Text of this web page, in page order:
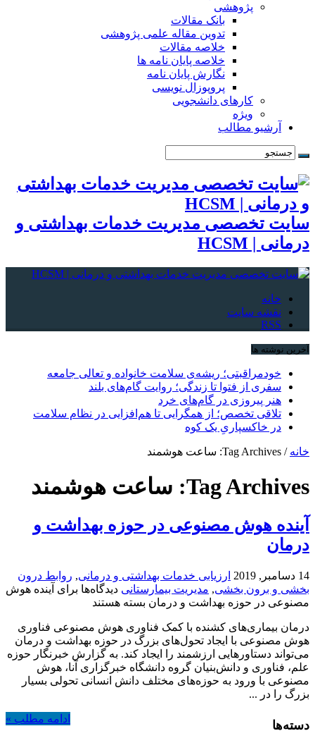
پژوهشی
بانک مقالات
تدوین مقاله علمی پژوهشی
خلاصه مقالات
خلاصه پایان نامه ها
نگارش پایان نامه
پروپوزال نویسی
کارهای دانشجویی
ویژه
آرشیو مطالب
سایت تخصصی مدیریت خدمات بهداشتی و
درمانی | HCSM
خانه
نقشه سایت
RSS
آخرین نوشته ها
خودمراقبتی؛ ریشه‌ی سلامت خانواده و تعالی جامعه
سفری از فتوا تا زندگی؛ روایت گام‌های بلند
هنر پیروزی در گام‌های خرد
تلاقی تخصص؛ از همگرایی تا هم‌افزایی در نظام سلامت
در خاکسپاریِ یک کوه
خانه / Tag Archives: ساعت هوشمند
Tag Archives: ساعت هوشمند
آینده هوش مصنوعی در حوزه بهداشت و
درمان
14 دسامبر, 2019 ارزیابی خدمات بهداشتی و درمانی, روابط درون
بخشی و برون بخشی, مدیریت بیمارستانی دیدگاه‌ها برای آینده هوش
مصنوعی در حوزه بهداشت و درمان بسته هستند
درمان بیماری‌های کشنده با کمک فناوری هوش مصنوعی فناوری
هوش مصنوعی با ایجاد تحول‌های بزرگ در حوزه بهداشت و درمان
می‌تواند دستاورهایی ارزشمند را ایجاد کند. به گزارش خبرنگار حوزه
علم، فناوری و دانش‌بنیان گروه دانشگاه خبرگزاری آنا، هوش
مصنوعی با ورود به حوزه‌های مختلف دانش انسانی تحولی بسیار
بزرگ را در ...
ادامه مطلب » دسته‌ها